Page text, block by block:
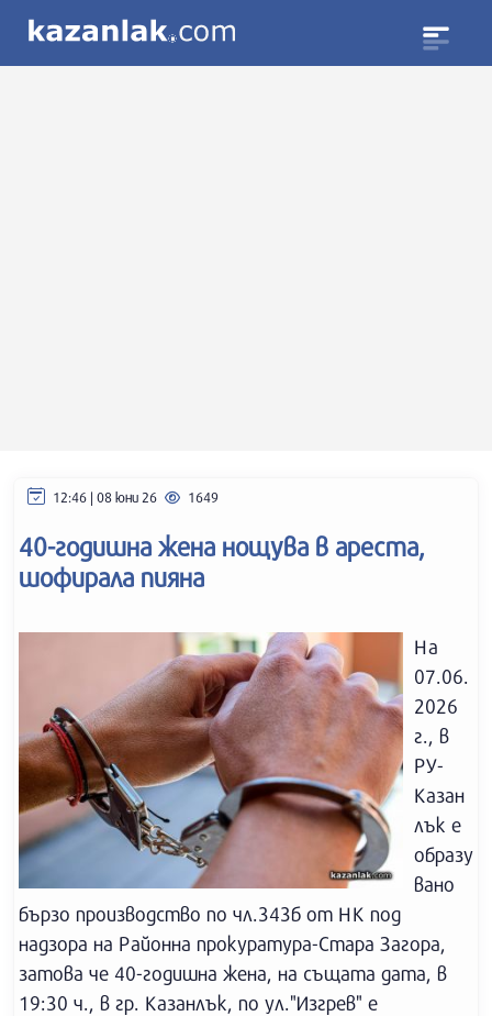
12:46 | 08 юни 26 1649
40-годишна жена нощува в ареста,
шофирала пияна
На
07.06.
2026
г., в
РУ-
Казан
лък е
образу
вано
бързо производство по чл.343б от НК под
надзора на Районна прокуратура-Стара Загора,
затова че 40-годишна жена, на същата дата, в
19:30 ч., в гр. Казанлък, по ул."Изгрев" е